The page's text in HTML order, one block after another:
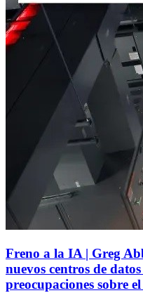
Freno a la IA | Greg
nuevos centros de
preocupaciones sobre